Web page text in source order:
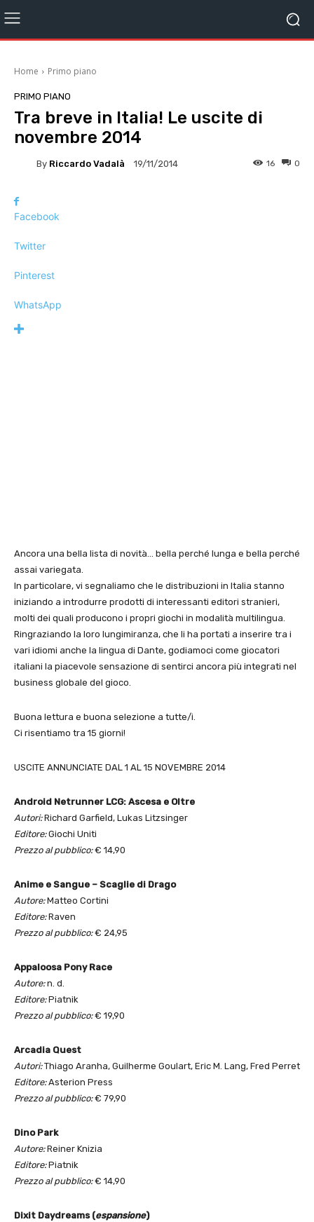
Home Primo piano
PRIMO PIANO
Tra breve in Italia! Le uscite di
novembre 2014
By Riccardo Vadalà 19/11/2014 0
16
Facebook
Twitter
Pinterest
WhatsApp
Ancora una bella lista di novità… bella perché lunga e bella perché
assai variegata.
In particolare, vi segnaliamo che le distribuzioni in Italia stanno
iniziando a introdurre prodotti di interessanti editori stranieri,
molti dei quali producono i propri giochi in modalità multilingua.
Ringraziando la loro lungimiranza, che li ha portati a inserire tra i
vari idiomi anche la lingua di Dante, godiamoci come giocatori
italiani la piacevole sensazione di sentirci ancora più integrati nel
business globale del gioco.
Buona lettura e buona selezione a tutte/i.
Ci risentiamo tra 15 giorni!
USCITE ANNUNCIATE DAL 1 AL 15 NOVEMBRE 2014
Android Netrunner LCG: Ascesa e Oltre
Autori:Richard Garfield, Lukas Litzsinger
Editore:Giochi Uniti
Prezzo al pubblico:€ 14,90
Anime e Sangue – Scaglie di Drago
Autore:Matteo Cortini
Editore:Raven
Prezzo al pubblico:€ 24,95
Appaloosa Pony Race
Autore:n. d.
Editore:Piatnik
Prezzo al pubblico:€ 19,90
Arcadia Quest
Autori:Thiago Aranha, Guilherme Goulart, Eric M. Lang, Fred Perret
Editore:Asterion Press
Prezzo al pubblico:€ 79,90
Dino Park
Autore:Reiner Knizia
Editore:Piatnik
Prezzo al pubblico:€ 14,90
Dixit Daydreams (espansione)